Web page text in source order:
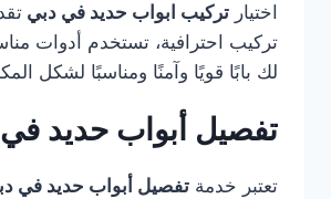
اختيار تركيب ابواب حديد في دبي
تركيب احترافية، تستخدم أدوات
لك بابًا قويًا وآمنًا ومناسبًا لشكل
تفصيل أبواب حديد
تعتبر خدمة تفصيل أبواب حديد في